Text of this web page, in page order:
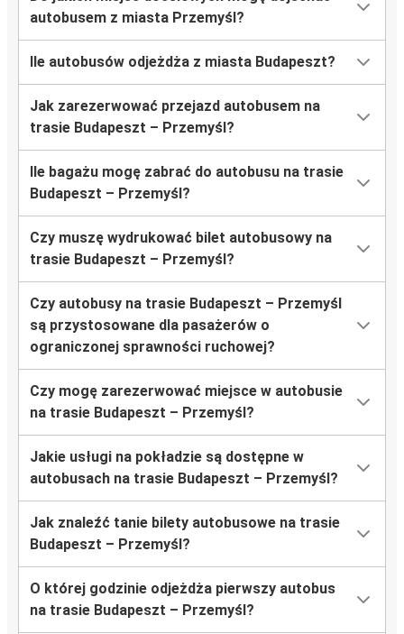
autobusem z miasta Przemyśl?
Ile autobusów odjeżdża z miasta Budapeszt?
Jak zarezerwować przejazd autobusem na
trasie Budapeszt – Przemyśl?
Ile bagażu mogę zabrać do autobusu na trasie
Budapeszt – Przemyśl?
Czy muszę wydrukować bilet autobusowy na
trasie Budapeszt – Przemyśl?
Czy autobusy na trasie Budapeszt – Przemyśl
są przystosowane dla pasażerów o
ograniczonej sprawności ruchowej?
Czy mogę zarezerwować miejsce w autobusie
na trasie Budapeszt – Przemyśl?
Jakie usługi na pokładzie są dostępne w
autobusach na trasie Budapeszt – Przemyśl?
Jak znaleźć tanie bilety autobusowe na trasie
Budapeszt – Przemyśl?
O której godzinie odjeżdża pierwszy autobus
na trasie Budapeszt – Przemyśl?